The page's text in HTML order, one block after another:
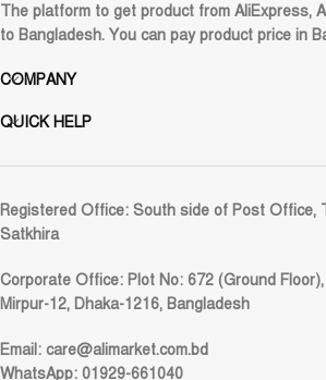
The platform to get product from AliExpress,
to Bangladesh. You can pay product price in
COMPANY
QUICK HELP
Registered Office: South side of Post Office,
Satkhira
Corporate Office: Plot No: 672 (Ground
Mirpur-12, Dhaka-1216, Bangladesh
Email: care@alimarket.com.bd
WhatsApp: 01929-661040